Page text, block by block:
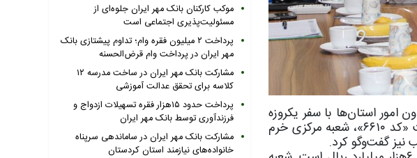
امور استان‌ها با سفر یکروزه
به استان لرستان از شعب بانک در استان بازدید کرد و ضمن بررسی عملکرد شعبه ولایت کوهدشت «کد ۶۶۱۰»، شعبه مرکزی خرم
موکب کارکنان بانک مهر ایران جلوه‌ای از
مسئولیت‌پذیری اجتماعی است
پرداخت ۲ میلیون فقره وام؛ تداوم پیشتازی بانک
مهر ایران در پرداخت وام قرض‌الحسنه
مشارکت بانک مهر ایران در ساخت مدرسه ۱۲
کلاسه برای تحقق عدالت آموزشی
پرداخت حدود ۱۵هزار فقره تسهیلات ازدواج و
فرزندآوری توسط بانک مهر ایران
مشارکت بانک مهر ایران در ساماندهی سرپناه
خانواده‌های نیازمند استان کردستان